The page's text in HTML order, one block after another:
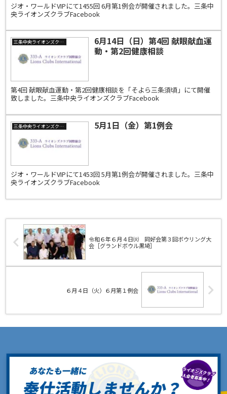
ジオ・ワールドVIPにて1455回 6月第1例会が開催されました。三条中
央ライオンズクラブFacebook
三条中央ライオンズクラブ
6月14日（日）第4回 献眼献血運
動・第2回健康相談
第4回 献眼献血運動・第2回健康相談を「そよら三条須頃」にて開催
致しました。三条中央ライオンズクラブFacebook
三条中央ライオンズクラブ 5月1日（金）第1例会
ジオ・ワールドVIPにて1453回 5月第1例会が開催されました。三条中
央ライオンズクラブFacebook
令和６年６月４日㈫ 同好会第３回ボウリング大
会［グランドボウル黒埼］
６月４日（火）６月第１例会